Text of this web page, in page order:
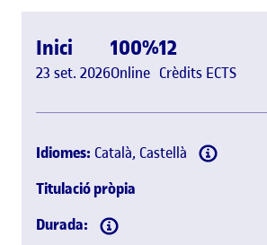
Inici
23 set. 2026
100%
Online
12
Crèdits ECTS
Idiomes: Català, Castellà
Titulació pròpia
Durada: